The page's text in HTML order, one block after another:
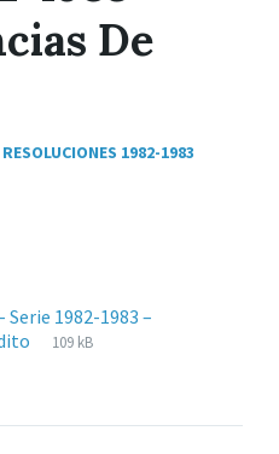
De
RESOLUCIONES 1982-1983
1982-1983 –
Extensiones
pdf
Tamaño
109 kB